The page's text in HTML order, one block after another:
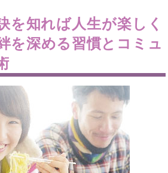
を知れば人生が楽しく
を深める習慣とコミュ